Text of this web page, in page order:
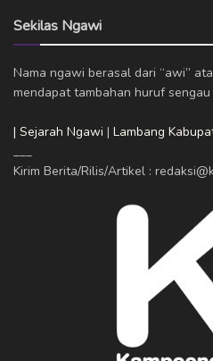
Sekilas Ngawi
Nama ngawi berasal dari “awi”
mendapat tambahan huruf sengau
| Sejarah Ngawi | Lambang
___
Kirim Berita/Rilis/Artikel :